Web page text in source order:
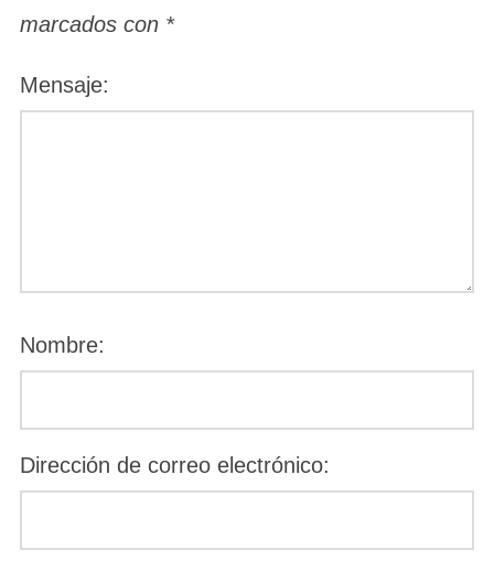
marcados con *
Mensaje:
Nombre:
Dirección de correo electrónico: